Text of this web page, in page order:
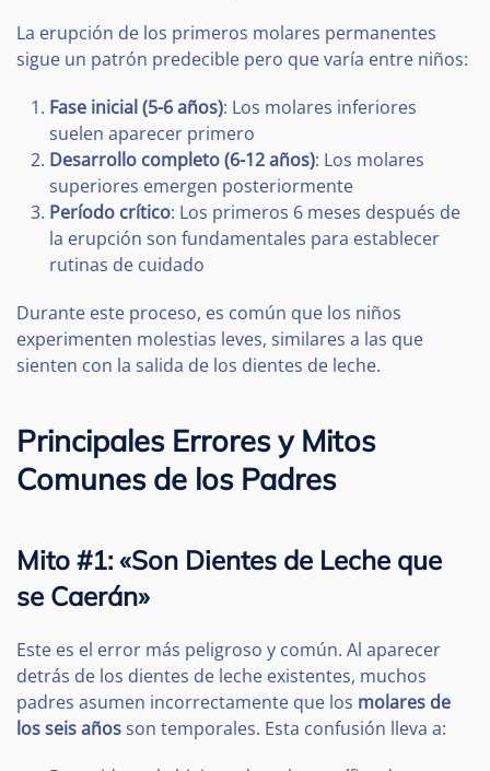
La erupción de los primeros molares permanentes
sigue un patrón predecible pero que varía entre niños:
Fase inicial (5-6 años): Los molares inferiores
suelen aparecer primero
Desarrollo completo (6-12 años): Los molares
superiores emergen posteriormente
Período crítico: Los primeros 6 meses después de
la erupción son fundamentales para establecer
rutinas de cuidado
Durante este proceso, es común que los niños
experimenten molestias leves, similares a las que
sienten con la salida de los dientes de leche.
Principales Errores y Mitos
Comunes de los Padres
Mito #1: «Son Dientes de Leche que
se Caerán»
Este es el error más peligroso y común. Al aparecer
detrás de los dientes de leche existentes, muchos
padres asumen incorrectamente que los molares de
los seis añosson temporales. Esta confusión lleva a: